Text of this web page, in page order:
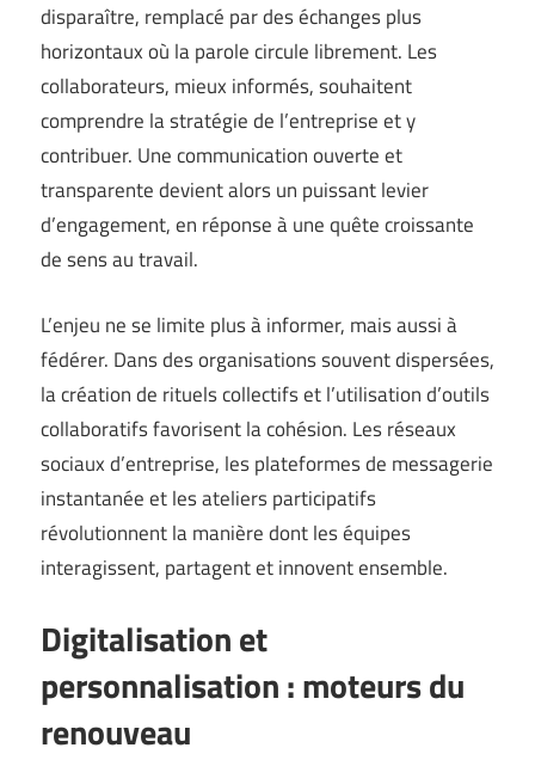
disparaître, remplacé par des échanges plus
horizontaux où la parole circule librement. Les
collaborateurs, mieux informés, souhaitent
comprendre la stratégie de l’entreprise et y
contribuer. Une communication ouverte et
transparente devient alors un puissant levier
d’engagement, en réponse à une quête croissante
de sens au travail.
L’enjeu ne se limite plus à informer, mais aussi à
fédérer. Dans des organisations souvent dispersées,
la création de rituels collectifs et l’utilisation d’outils
collaboratifs favorisent la cohésion. Les réseaux
sociaux d’entreprise, les plateformes de messagerie
instantanée et les ateliers participatifs
révolutionnent la manière dont les équipes
interagissent, partagent et innovent ensemble.
Digitalisation et
personnalisation : moteurs du
renouveau